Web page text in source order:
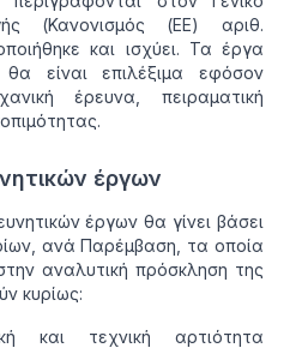
(Κανονισμός (ΕΕ) αριθ.
και ισχύει. Τα έργα
είναι επιλέξιμα εφόσον
έρευνα, πειραματική
έργων
έργων θα γίνει βάσει
ανά Παρέμβαση, τα οποία
αναλυτική πρόσκληση της
κυρίως:
και τεχνική αρτιότητα